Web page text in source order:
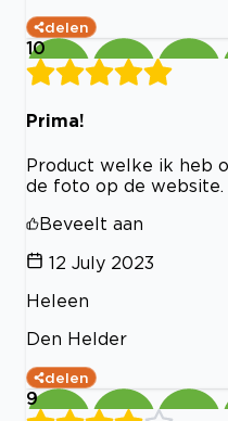
delen
10
Prima!
Product welke ik heb
de foto op de website.
Beveelt aan
12 July 2023
Heleen
Den Helder
delen
9